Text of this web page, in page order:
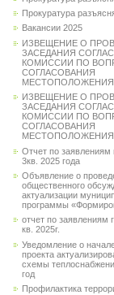
Прокуратура
Вакансии 2025
ИЗВЕЩЕНИЕ О
ЗАСЕДАНИЯ
КОМИССИИ ПО
СОГЛАСОВАНИЯ
МЕСТОПОЛОЖЕНИЯ
ИЗВЕЩЕНИЕ О
ЗАСЕДАНИЯ
КОМИССИИ ПО
СОГЛАСОВАНИЯ
МЕСТОПОЛОЖЕНИЯ
Отчет по заявлениям
3кв. 2025 года
Объявление о
общественного
актуализации
программы
отчет по заявлениям
кв. 2025г.
Уведомление о
проекта
схемы
год
Профилактика